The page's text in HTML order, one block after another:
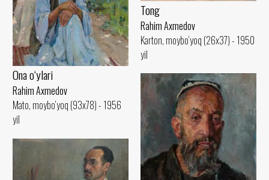
Tong
Rahim Axmedov
Karton, moybo‘yoq (26x37) - 1950
yil
Ona o‘ylari
Rahim Axmedov
Mato, moybo‘yoq (93x78) - 1956
yil